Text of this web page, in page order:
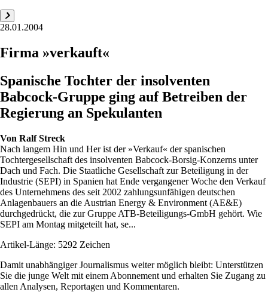
28.01.2004
Firma »verkauft«
Spanische Tochter der insolventen
Babcock-Gruppe ging auf Betreiben der
Regierung an Spekulanten
Von Ralf Streck
Nach langem Hin und Her ist der »Verkauf« der spanischen
Tochtergesellschaft des insolventen Babcock-Borsig-Konzerns unter
Dach und Fach. Die Staatliche Gesellschaft zur Beteiligung in der
Industrie (SEPI) in Spanien hat Ende vergangener Woche den Verkauf
des Unternehmens des seit 2002 zahlungsunfähigen deutschen
Anlagenbauers an die Austrian Energy & Environment (AE&E)
durchgedrückt, die zur Gruppe ATB-Beteiligungs-GmbH gehört. Wie
SEPI am Montag mitgeteilt hat, se...
Artikel-Länge: 5292 Zeichen
Damit unabhängiger Journalismus weiter möglich bleibt: Unterstützen
Sie die junge Welt mit einem Abonnement und erhalten Sie Zugang zu
allen Analysen, Reportagen und Kommentaren.